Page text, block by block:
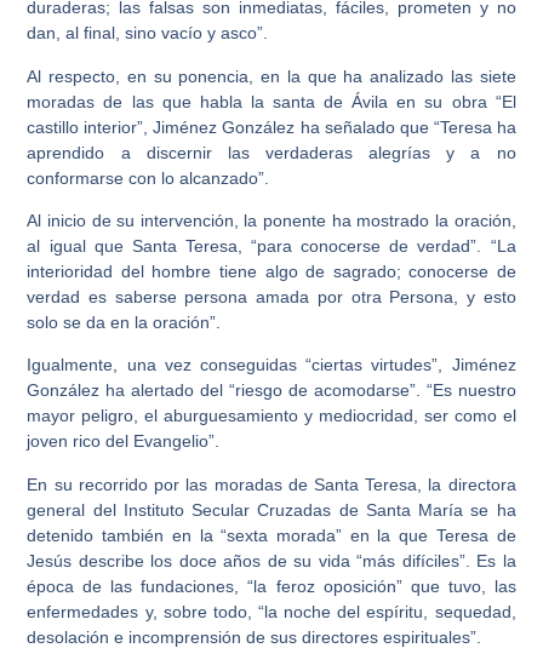
duraderas; las falsas son inmediatas, fáciles, prometen y no
dan, al final, sino vacío y asco”.
Al respecto, en su ponencia, en la que ha analizado las siete
moradas de las que habla la santa de Ávila en su obra “El
castillo interior”, Jiménez González ha señalado que “Teresa ha
aprendido a discernir las verdaderas alegrías y a no
conformarse con lo alcanzado”.
Al inicio de su intervención, la ponente ha mostrado la oración,
al igual que Santa Teresa, “para conocerse de verdad”. “La
interioridad del hombre tiene algo de sagrado; conocerse de
verdad es saberse persona amada por otra Persona, y esto
solo se da en la oración”.
Igualmente, una vez conseguidas “ciertas virtudes”, Jiménez
González ha alertado del “riesgo de acomodarse”. “Es nuestro
mayor peligro, el aburguesamiento y mediocridad, ser como el
joven rico del Evangelio”.
En su recorrido por las moradas de Santa Teresa, la directora
general del Instituto Secular Cruzadas de Santa María se ha
detenido también en la “sexta morada” en la que Teresa de
Jesús describe los doce años de su vida “más difíciles”. Es la
época de las fundaciones, “la feroz oposición” que tuvo, las
enfermedades y, sobre todo, “la noche del espíritu, sequedad,
desolación e incomprensión de sus directores espirituales”.